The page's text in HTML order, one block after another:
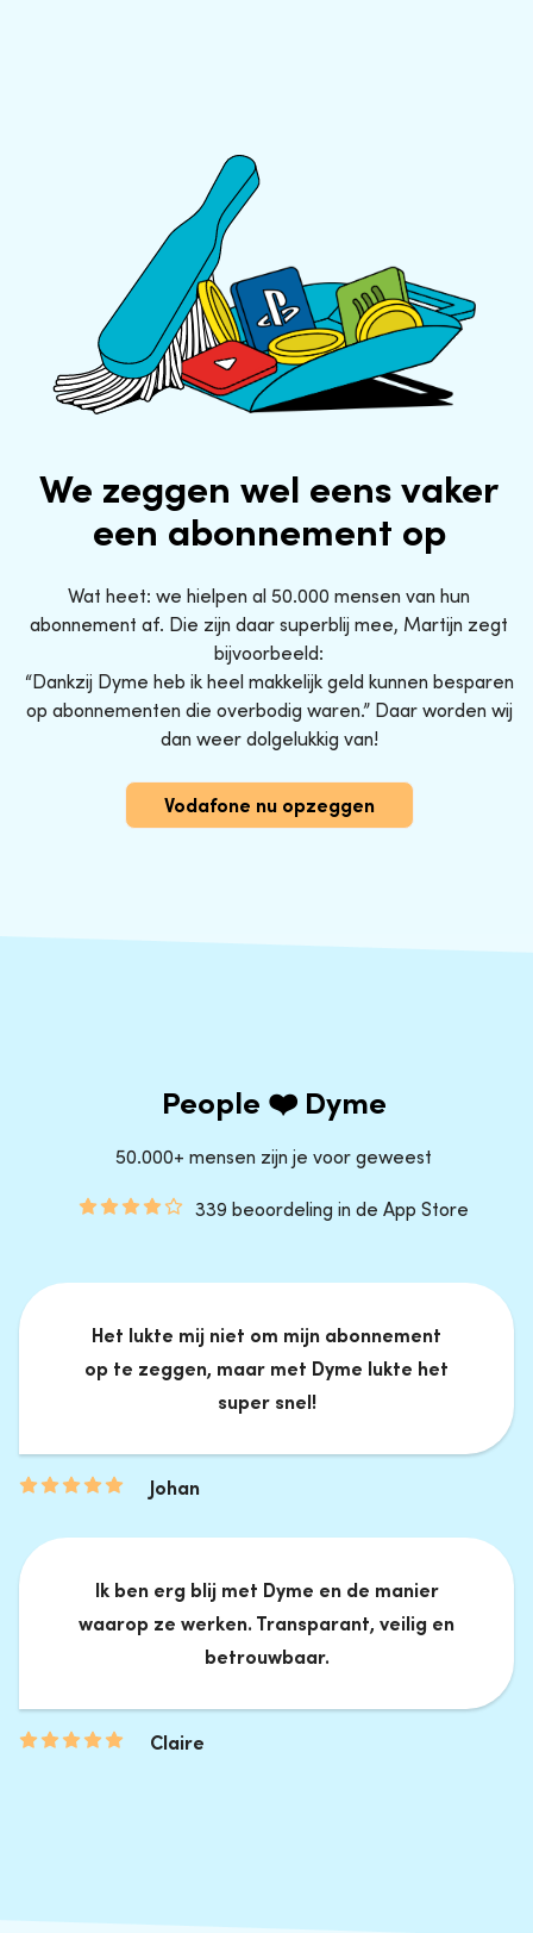
We zeggen wel eens vaker
een abonnement op
Wat heet: we hielpen al 50.000 mensen van hun
abonnement af. Die zijn daar superblij mee, Martijn zegt
bijvoorbeeld:
“Dankzij Dyme heb ik heel makkelijk geld kunnen besparen
op abonnementen die overbodig waren.” Daar worden wij
dan weer dolgelukkig van!
Vodafone nu opzeggen
People ❤️ Dyme
50.000+ mensen zijn je voor geweest
339 beoordeling in de App Store
Het lukte mij niet om mijn abonnement
op te zeggen, maar met Dyme lukte het
super snel!
Johan
Ik ben erg blij met Dyme en de manier
waarop ze werken. Transparant, veilig en
betrouwbaar.
Claire